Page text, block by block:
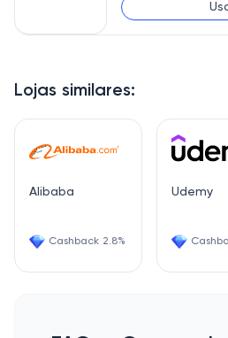
Lojas similares:
Alibaba
Cashback 2.8%
Udemy